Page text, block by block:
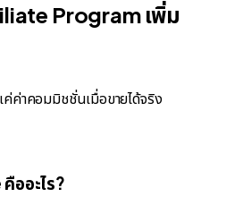
Program เพิ่ม
ค่าคอมมิชชั่นเมื่อขายได้จริง
ออะไร?